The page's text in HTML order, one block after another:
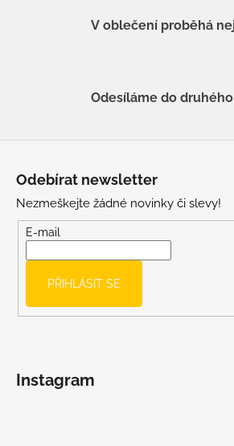
V oblečení proběhá
Odesíláme do
Odebírat newsletter
Nezmeškejte žádné novinky či slevy!
E-mail
PŘIHLÁSIT SE
Instagram